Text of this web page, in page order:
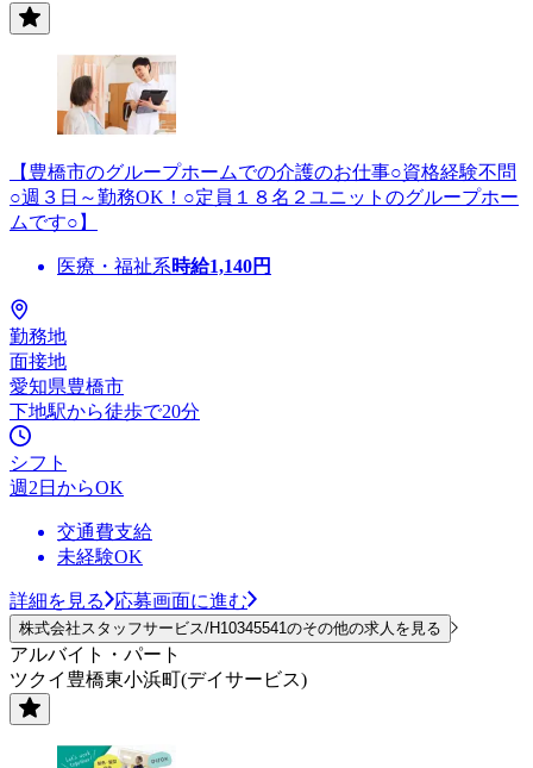
【豊橋市のグループホームでの介護のお仕事○資格経験不問
○週３日～勤務OK！○定員１８名２ユニットのグループホー
ムです○】
医療・福祉系時給1,140円
勤務地
面接地
愛知県豊橋市
下地駅から徒歩で20分
シフト
週2日からOK
交通費支給
未経験OK
詳細を見る 応募画面に進む
株式会社スタッフサービス/H10345541のその他の求人を見る
アルバイト・パート
ツクイ豊橋東小浜町(デイサービス)